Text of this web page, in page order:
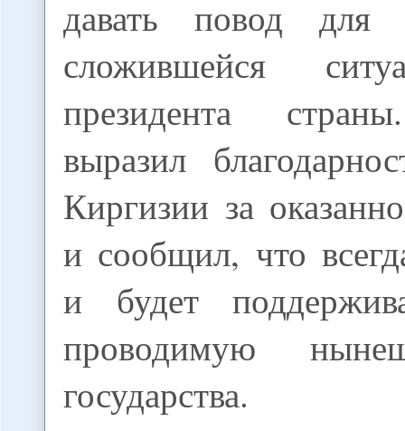
давать повод для
сложившейся
президента
выразил
Киргизии за
и сообщил, что
и будет
проводимую
государства.